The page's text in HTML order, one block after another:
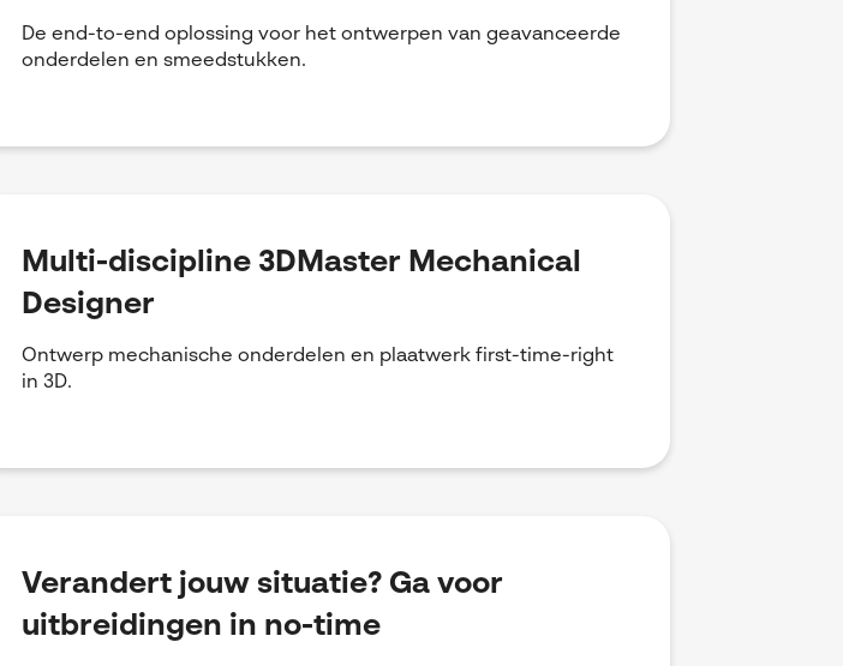
De end-to-end oplossing voor het ontwerpen van geavanceerde
onderdelen en smeedstukken.
Multi-discipline 3DMaster Mechanical
Designer
Ontwerp mechanische onderdelen en plaatwerk first-time-right
in 3D.
Verandert jouw situatie? Ga voor
uitbreidingen in no-time